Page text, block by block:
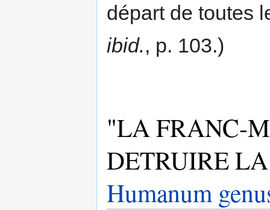
départ de toutes
ibid., p. 103.)
"LA FRANC-
DETRUIRE
Humanum